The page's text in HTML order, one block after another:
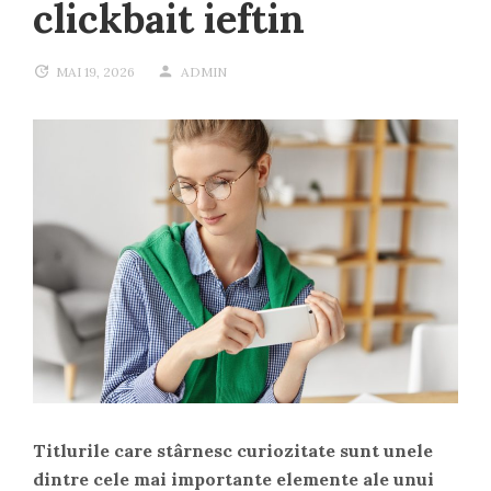
clickbait ieftin
MAI 19, 2026 ADMIN
Titlurile care stârnesc curiozitate sunt unele
dintre cele mai importante elemente ale unui